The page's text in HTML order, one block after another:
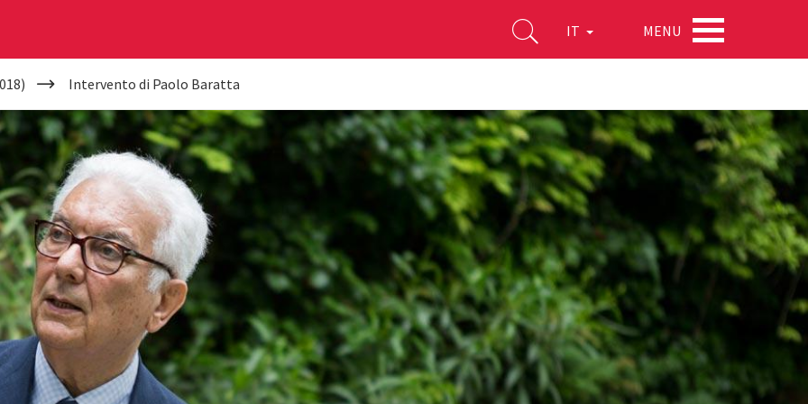
IT MENU
Intervento di Paolo Baratta